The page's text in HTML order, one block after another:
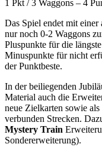
1 Pkt / 3 Waggons – 4
Das Spiel endet mit
nur noch 0-2 Waggons
Pluspunkte für die
Minuspunkte für nicht
der Punktbeste.
In der beiliegenden
Material auch die
neue Zielkarten sowie
verbunden Strecken.
Mystery Train
Sondererweiterung).